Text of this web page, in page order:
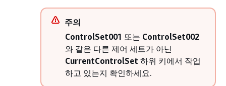
주의
ControlSet001 또는 ControlSet002
와 같은 다른 제어 세트가 아닌
CurrentControlSet 하위 키에서 작업
하고 있는지 확인하세요.